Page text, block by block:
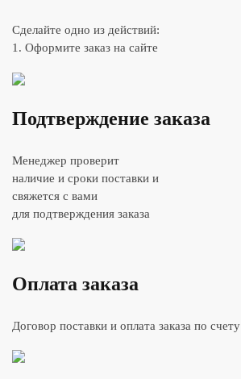
Сделайте одно из действий:
1. Оформите заказ на сайте
Подтверждение заказа
Менеджер проверит
наличие и сроки поставки и
свяжется с вами
для подтверждения заказа
Оплата заказа
Договор поставки и оплата заказа по счету